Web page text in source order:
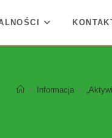
> Informacja >